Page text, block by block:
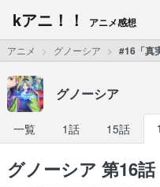
kアニ！！ アニメ感想
アニメ グノーシア #16「真
グノーシア
一覧 1話 15話
グノーシア 第16話